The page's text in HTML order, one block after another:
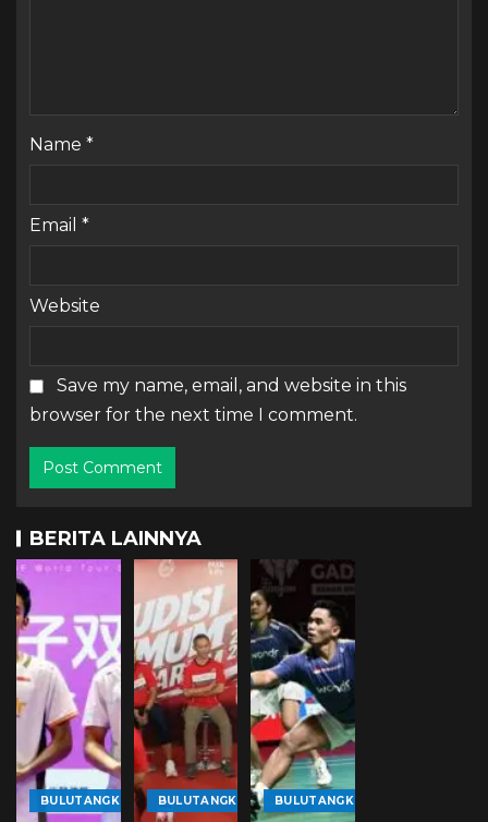
Name *
Email *
Website
Save my name, email, and website in this
browser for the next time I comment.
BERITA LAINNYA
BULUTANGKIS BULUTANGKIS BULUTANGKIS